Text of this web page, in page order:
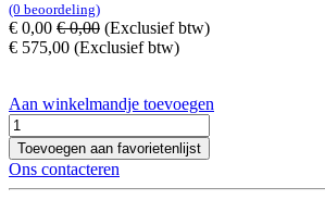
(0 beoordeling)
€ 0,00 €0,00 (Exclusief btw)
€ 575,00 (Exclusief btw)
Aan winkelmandje toevoegen
Toevoegen aan favorietenlijst
Ons contacteren